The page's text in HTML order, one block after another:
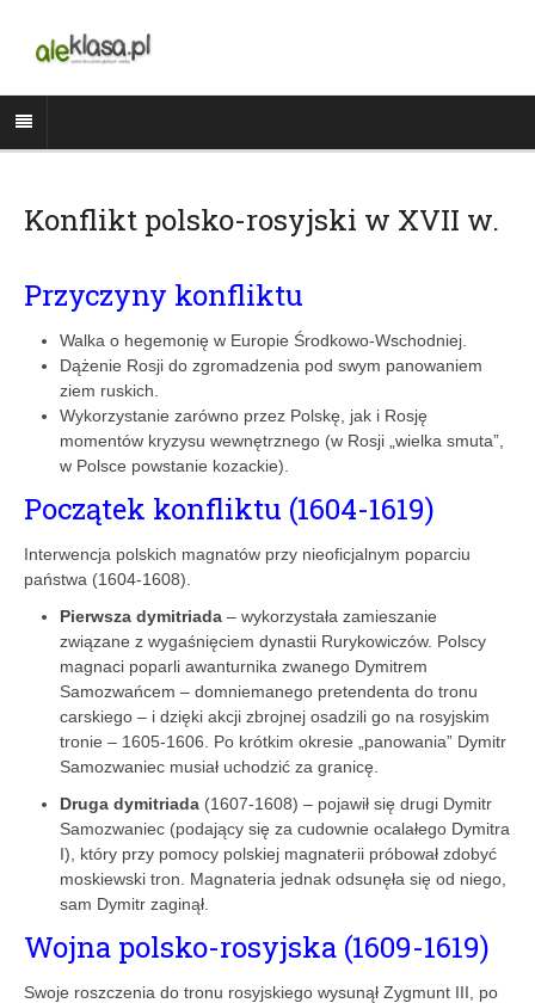
Konflikt polsko-rosyjski w XVII w.
Przyczyny konfliktu
Walka o hegemonię w Europie Środkowo-Wschodniej.
Dążenie Rosji do zgromadzenia pod swym panowaniem
ziem ruskich.
Wykorzystanie zarówno przez Polskę, jak i Rosję
momentów kryzysu wewnętrznego (w Rosji „wielka smuta”,
w Polsce powstanie kozackie).
Początek konfliktu (1604-1619)
Interwencja polskich magnatów przy nieoficjalnym poparciu
państwa (1604-1608).
Pierwsza dymitriada – wykorzystała zamieszanie
związane z wygaśnięciem dynastii Rurykowiczów. Polscy
magnaci poparli awanturnika zwanego Dymitrem
Samozwańcem – domniemanego pretendenta do tronu
carskiego – i dzięki akcji zbrojnej osadzili go na rosyjskim
tronie – 1605-1606. Po krótkim okresie „panowania” Dymitr
Samozwaniec musiał uchodzić za granicę.
Druga dymitriada (1607-1608) – pojawił się drugi Dymitr
Samozwaniec (podający się za cudownie ocalałego Dymitra
I), który przy pomocy polskiej magnaterii próbował zdobyć
moskiewski tron. Magnateria jednak odsunęła się od niego,
sam Dymitr zaginął.
Wojna polsko-rosyjska (1609-1619)
Swoje roszczenia do tronu rosyjskiego wysunął Zygmunt III, po